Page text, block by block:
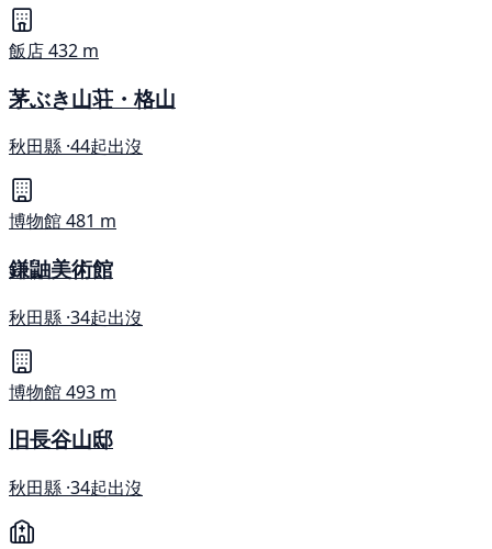
飯店432 m
茅ぶき山荘・格山
秋田縣 ·44起出沒
博物館481 m
鎌鼬美術館
秋田縣 ·34起出沒
博物館493 m
旧長谷山邸
秋田縣 ·34起出沒